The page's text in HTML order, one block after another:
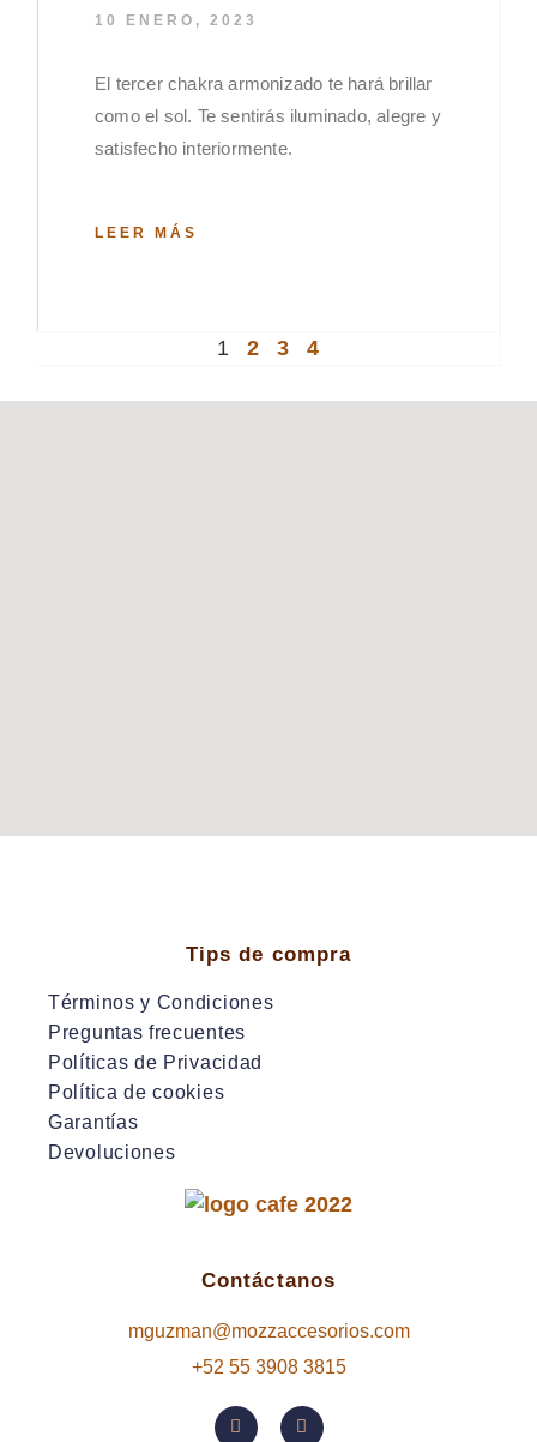
10 ENERO, 2023
El tercer chakra armonizado te hará brillar
como el sol. Te sentirás iluminado, alegre y
satisfecho interiormente.
LEER MÁS
1 2 3 4
Tips de compra
Términos y Condiciones
Preguntas frecuentes
Políticas de Privacidad
Política de cookies
Garantías
Devoluciones
Contáctanos
mguzman@mozzaccesorios.com
+52 55 3908 3815